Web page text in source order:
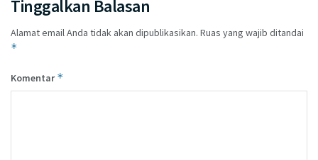
Tinggalkan Balasan
Alamat email Anda tidak akan dipublikasikan. Ruas yang wajib ditandai
*
Komentar*